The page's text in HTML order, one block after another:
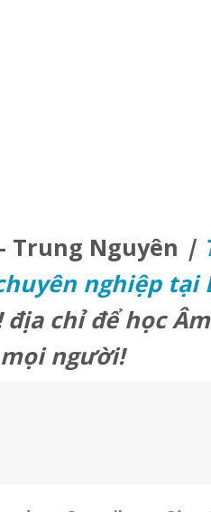
Trung Nguyên |
nghiệp tại
địa chỉ để học
người!